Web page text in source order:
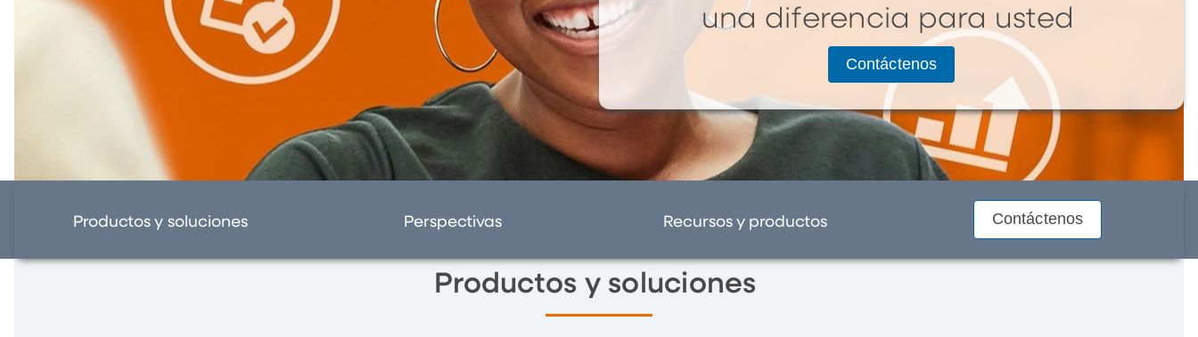
una diferencia para usted
Contáctenos
Productos y soluciones Perspectivas Recursos y productos Contáctenos
Productos y soluciones